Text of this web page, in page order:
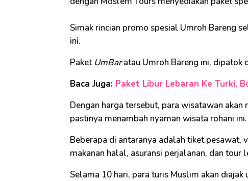
Simak rincian promo spesial Umroh Bareng
ini.
Paket UmBaratau Umroh Bareng ini, dipatok
Baca Juga: Paket Libur Lebaran Ke Turki,
Dengan harga tersebut, para wisatawan
pastinya menambah nyaman wisata rohani ini.
Beberapa di antaranya adalah tiket pesawat,
makanan halal, asuransi perjalanan, dan tour
Selama 10 hari, para turis Muslim akan diajak